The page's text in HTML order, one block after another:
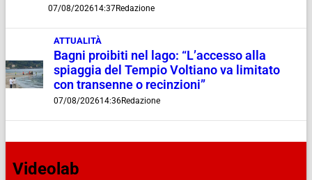
07/08/202614:37Redazione
ATTUALITÀ
Bagni proibiti nel lago: “L’accesso alla
spiaggia del Tempio Voltiano va limitato
con transenne o recinzioni”
07/08/202614:36Redazione
Videolab